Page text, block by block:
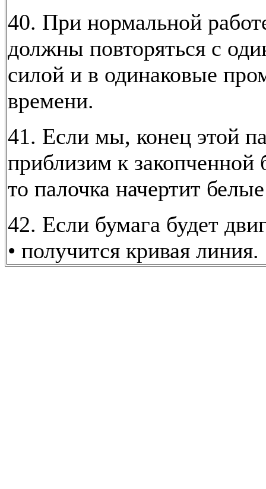
40. При нормальной
должны повторяться с
силой и в одинаковые
времени.
41. Если мы, конец этой
приблизим к
то палочка начертит
42. Если бумага будет
• получится кривая линия.